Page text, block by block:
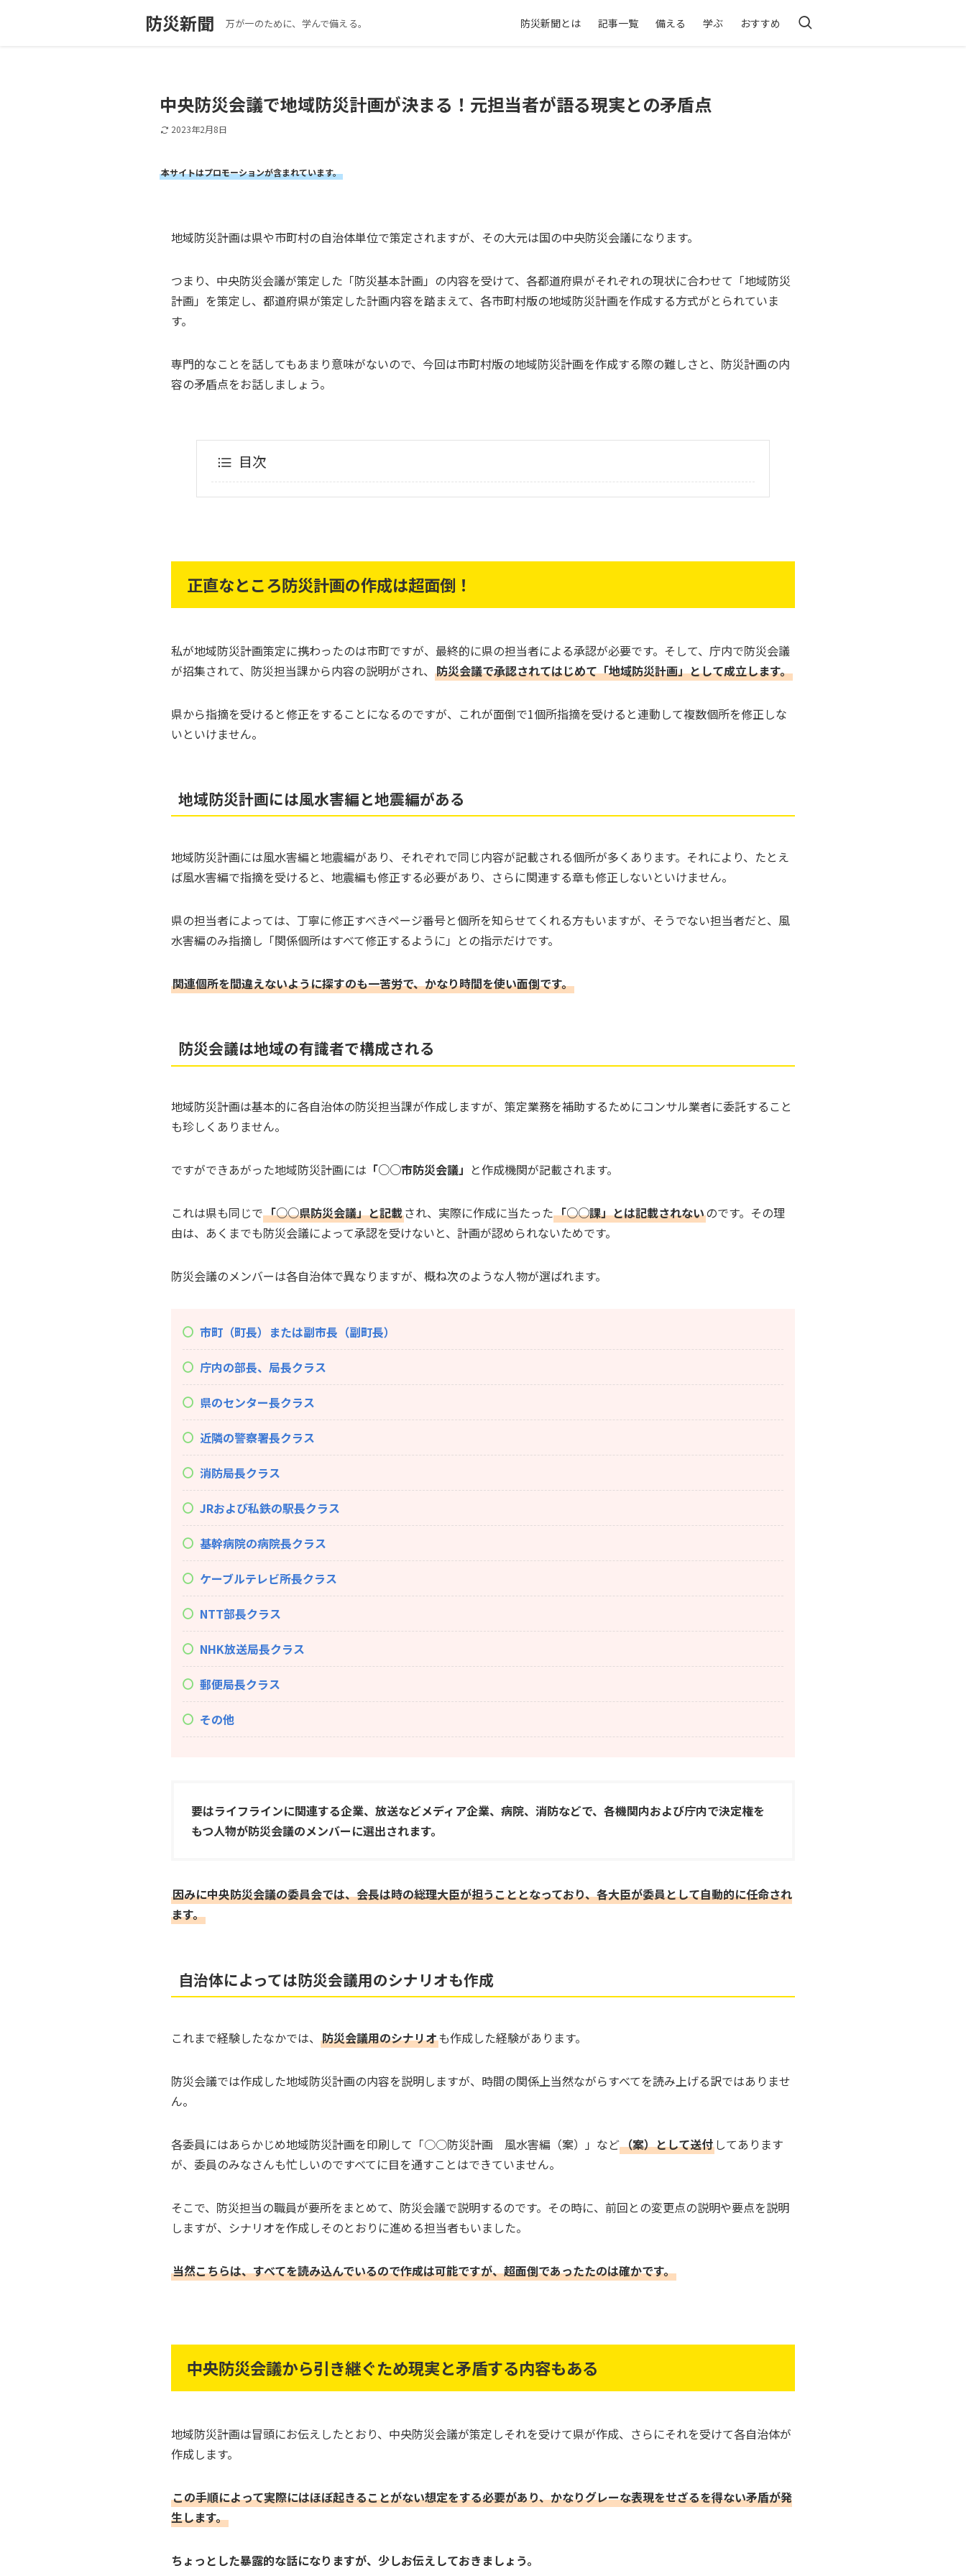
防災新聞 万が一のために、学んで備える。 防災新聞とは 記事一覧 備える 学ぶ おすすめ
中央防災会議で地域防災計画が決まる！元担当者が語る現実との矛盾点
2023年2月8日
本サイトはプロモーションが含まれています。
地域防災計画は県や市町村の自治体単位で策定されますが、その大元は国の中央防災会議になります。
つまり、中央防災会議が策定した「防災基本計画」の内容を受けて、各都道府県がそれぞれの現状に合わせて「地域防災
計画」を策定し、都道府県が策定した計画内容を踏まえて、各市町村版の地域防災計画を作成する方式がとられていま
す。
専門的なことを話してもあまり意味がないので、今回は市町村版の地域防災計画を作成する際の難しさと、防災計画の内
容の矛盾点をお話しましょう。
目次
正直なところ防災計画の作成は超面倒！
私が地域防災計画策定に携わったのは市町ですが、最終的に県の担当者による承認が必要です。そして、庁内で防災会議
が招集されて、防災担当課から内容の説明がされ、 防災会議で承認されてはじめて「地域防災計画」として成立します。
県から指摘を受けると修正をすることになるのですが、これが面倒で1個所指摘を受けると連動して複数個所を修正しな
いといけません。
地域防災計画には風水害編と地震編がある
地域防災計画には風水害編と地震編があり、それぞれで同じ内容が記載される個所が多くあります。それにより、たとえ
ば風水害編で指摘を受けると、地震編も修正する必要があり、さらに関連する章も修正しないといけません。
県の担当者によっては、丁寧に修正すべきページ番号と個所を知らせてくれる方もいますが、そうでない担当者だと、風
水害編のみ指摘し「関係個所はすべて修正するように」との指示だけです。
関連個所を間違えないように探すのも一苦労で、かなり時間を使い面倒です。
防災会議は地域の有識者で構成される
地域防災計画は基本的に各自治体の防災担当課が作成しますが、策定業務を補助するためにコンサル業者に委託すること
も珍しくありません。
ですができあがった地域防災計画には 「○○市防災会議」 と作成機関が記載されます。
これは県も同じで「○○県防災会議」と記載され、実際に作成に当たった「○○課」とは記載されないのです。その理
由は、あくまでも防災会議によって承認を受けないと、計画が認められないためです。
防災会議のメンバーは各自治体で異なりますが、概ね次のような人物が選ばれます。
市町（町長）または副市長（副町長）
庁内の部長、局長クラス
県のセンター長クラス
近隣の警察署長クラス
消防局長クラス
JRおよび私鉄の駅長クラス
基幹病院の病院長クラス
ケーブルテレビ所長クラス
NTT部長クラス
NHK放送局長クラス
郵便局長クラス
その他
要はライフラインに関連する企業、放送などメディア企業、病院、消防などで、各機関内および庁内で決定権を
もつ人物が防災会議のメンバーに選出されます。
因みに中央防災会議の委員会では、会長は時の総理大臣が担うこととなっており、各大臣が委員として自動的に任命され
ます。
自治体によっては防災会議用のシナリオも作成
これまで経験したなかでは、 防災会議用のシナリオも作成した経験があります。
防災会議では作成した地域防災計画の内容を説明しますが、時間の関係上当然ながらすべてを読み上げる訳ではありませ
ん。
各委員にはあらかじめ地域防災計画を印刷して「○○防災計画 風水害編（案）」など（案）として送付 してあります
が、委員のみなさんも忙しいのですべてに目を通すことはできていません。
そこで、防災担当の職員が要所をまとめて、防災会議で説明するのです。その時に、前回との変更点の説明や要点を説明
しますが、シナリオを作成しそのとおりに進める担当者もいました。
当然こちらは、すべてを読み込んでいるので作成は可能ですが、超面倒であったたのは確かです。
中央防災会議から引き継ぐため現実と矛盾する内容もある
地域防災計画は冒頭にお伝えしたとおり、中央防災会議が策定しそれを受けて県が作成、さらにそれを受けて各自治体が
作成します。
この手順によって実際にはほぼ起きることがない想定をする必要があり、かなりグレーな表現をせざるを得ない矛盾が発
生します。
ちょっとした暴露的な話になりますが、少しお伝えしておきましょう。